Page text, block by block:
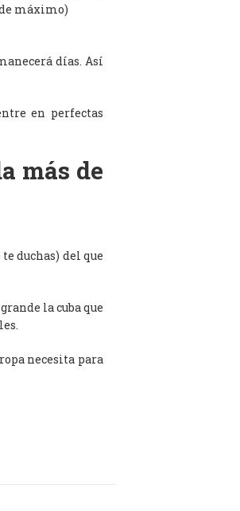
máximo)
días. Así
en perfectas
más de
duchas) del que
la cuba que
necesita para